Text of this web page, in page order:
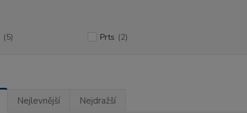
(5) Prts (2)
Nejlevnější Nejdražší